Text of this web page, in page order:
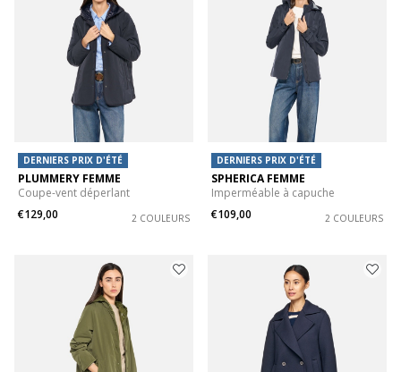
DERNIERS PRIX D'ÉTÉ
PLUMMERY FEMME
Coupe-vent déperlant
€129,00
2 COULEURS
DERNIERS PRIX D'ÉTÉ
SPHERICA FEMME
Imperméable à capuche
€109,00
2 COULEURS